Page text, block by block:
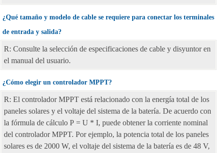
¿Qué tamaño y modelo de cable se requiere para conectar los terminales
de entrada y salida?
R: Consulte la selección de especificaciones de cable y disyuntor en
el manual del usuario.
¿Cómo elegir un controlador MPPT?
R: El controlador MPPT está relacionado con la energía total de los
paneles solares y el voltaje del sistema de la batería. De acuerdo con
la fórmula de cálculo P = U * I, puede obtener la corriente nominal
del controlador MPPT. Por ejemplo, la potencia total de los paneles
solares es de 2000 W, el voltaje del sistema de la batería es de 48 V,